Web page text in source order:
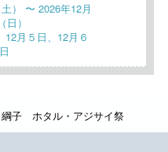
） 〜 2026年12月
日）
12月５日、12月６
日
綱子 ホタル・アジサイ祭